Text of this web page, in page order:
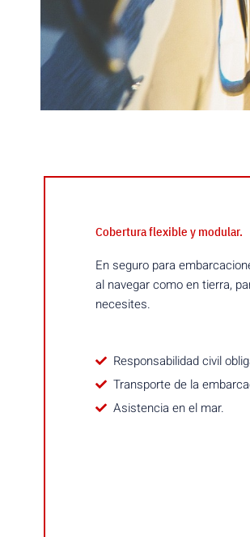
Cobertura flexible y modular.
En seguro para
al navegar como en tierra,
necesites.
Responsabilidad civil
Transporte de la
Asistencia en el mar.